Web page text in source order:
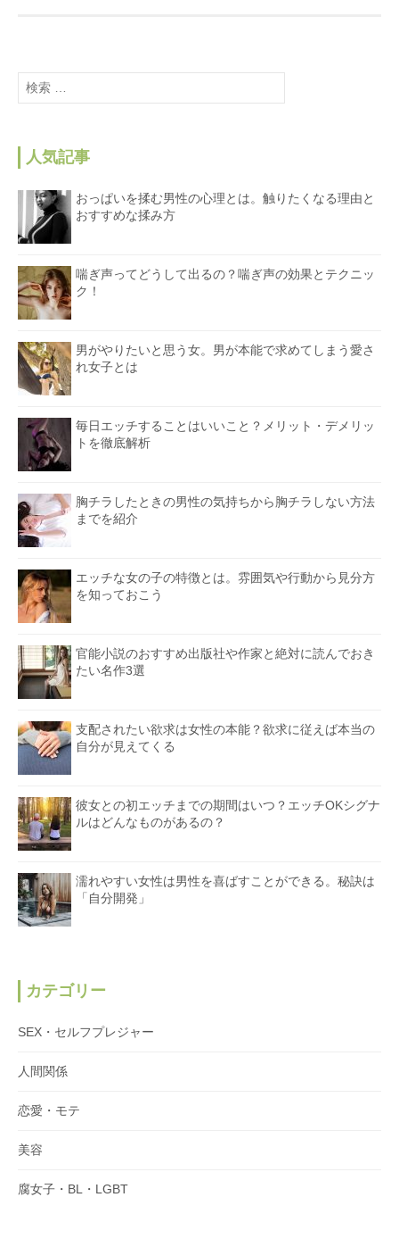
検
索
人気記事
おっぱいを揉む男性の心理とは。触りたくなる理由と
おすすめな揉み方
喘ぎ声ってどうして出るの？喘ぎ声の効果とテクニッ
ク！
男がやりたいと思う女。男が本能で求めてしまう愛さ
れ女子とは
毎日エッチすることはいいこと？メリット・デメリッ
トを徹底解析
胸チラしたときの男性の気持ちから胸チラしない方法
までを紹介
エッチな女の子の特徴とは。雰囲気や行動から見分方
を知っておこう
官能小説のおすすめ出版社や作家と絶対に読んでおき
たい名作3選
支配されたい欲求は女性の本能？欲求に従えば本当の
自分が見えてくる
彼女との初エッチまでの期間はいつ？エッチOKシグナ
ルはどんなものがあるの？
濡れやすい女性は男性を喜ばすことができる。秘訣は
「自分開発」
カテゴリー
SEX・セルフプレジャー
人間関係
恋愛・モテ
美容
腐女子・BL・LGBT